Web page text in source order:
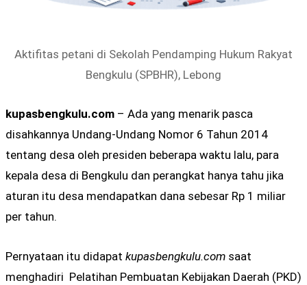
Aktifitas petani di Sekolah Pendamping Hukum Rakyat
Bengkulu (SPBHR), Lebong
kupasbengkulu.com – Ada yang menarik pasca
disahkannya Undang-Undang Nomor 6 Tahun 2014
tentang desa oleh presiden beberapa waktu lalu, para
kepala desa di Bengkulu dan perangkat hanya tahu jika
aturan itu desa mendapatkan dana sebesar Rp 1 miliar
per tahun.
Pernyataan itu didapat kupasbengkulu.com saat
menghadiri Pelatihan Pembuatan Kebijakan Daerah (PKD)